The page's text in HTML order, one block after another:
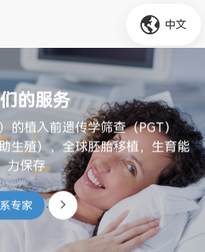
中文
的服务
的植入前遗传学筛查（PGT）
生殖），全球胚胎移植，生育能
力保存
专家